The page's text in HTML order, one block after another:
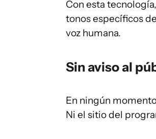
Con esta
tonos específicos
voz humana.
Sin aviso al
En ningún
Ni el sitio del